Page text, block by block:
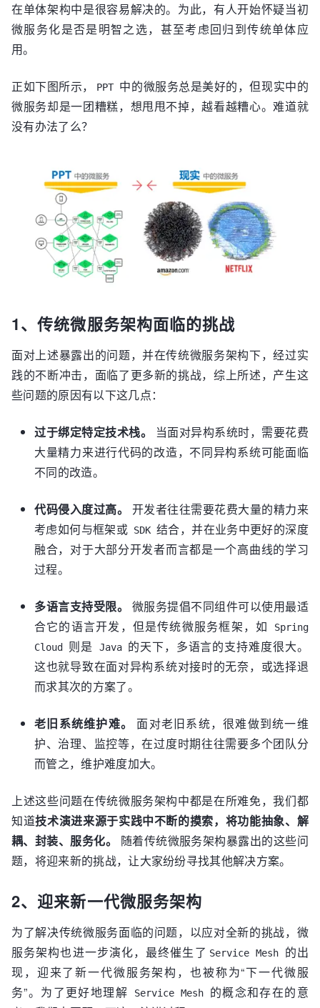
在单体架构中是很容易解决的。为此，有人开始怀疑当初
微服务化是否是明智之选，甚至考虑回归到传统单体应
用。
正如下图所示， PPT 中的微服务总是美好的，但现实中的
微服务却是一团糟糕，想甩甩不掉，越看越糟心。难道就
没有办法了么？
1、传统微服务架构面临的挑战
面对上述暴露出的问题，并在传统微服务架构下，经过实
践的不断冲击，面临了更多新的挑战，综上所述，产生这
些问题的原因有以下这几点：
过于绑定特定技术栈。
当面对异构系统时，需要花费
大量精力来进行代码的改造，不同异构系统可能面临
不同的改造。
代码侵入度过高。
开发者往往需要花费大量的精力来
考虑如何与框架或 SDK 结合，并在业务中更好的深度
融合，对于大部分开发者而言都是一个高曲线的学习
过程。
多语言支持受限。
微服务提倡不同组件可以使用最适
合它的语言开发，但是传统微服务框架，如
Spring
Cloud
则是 Java 的天下，多语言的支持难度很大。
这也就导致在面对异构系统对接时的无奈，或选择退
而求其次的方案了。
老旧系统维护难。
面对老旧系统，很难做到统一维
护、治理、监控等，在过度时期往往需要多个团队分
而管之，维护难度加大。
上述这些问题在传统微服务架构中都是在所难免，我们都
知道技术演进来源于实践中不断的摸索，将功能抽象、解
耦、封装、服务化。
随着传统微服务架构暴露出的这些问
题，将迎来新的挑战，让大家纷纷寻找其他解决方案。
2、迎来新一代微服务架构
为了解决传统微服务面临的问题，以应对全新的挑战，微
服务架构也进一步演化，最终催生了 Service Mesh
的出
现，迎来了新一代微服务架构，也被称为“下一代微服
务”。为了更好地理解
Service Mesh
的概念和存在的意